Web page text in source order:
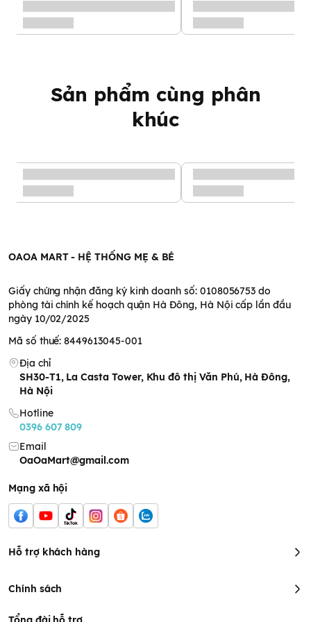
Sản phẩm cùng phân
khúc
OAOA MART - HỆ THỐNG MẸ & BÉ
Giấy chứng nhận đăng ký kinh doanh số: 0108056753 do
phòng tài chính kế hoạch quận Hà Đông, Hà Nội cấp lần đầu
ngày 10/02/2025
Mã số thuế: 8449613045-001
Địa chỉ
SH30-T1, La Casta Tower, Khu đô thị Văn Phú, Hà Đông,
Hà Nội
Hotline
0396 607 809
Email
OaOaMart@gmail.com
Mạng xã hội
Hỗ trợ khách hàng
Chính sách